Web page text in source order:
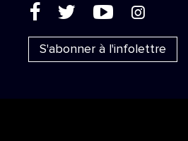
( ' + &
S'abonner à l'infolettre